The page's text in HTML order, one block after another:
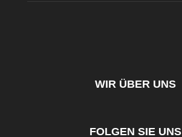
WIR ÜBER UNS
FOLGEN SIE UNS